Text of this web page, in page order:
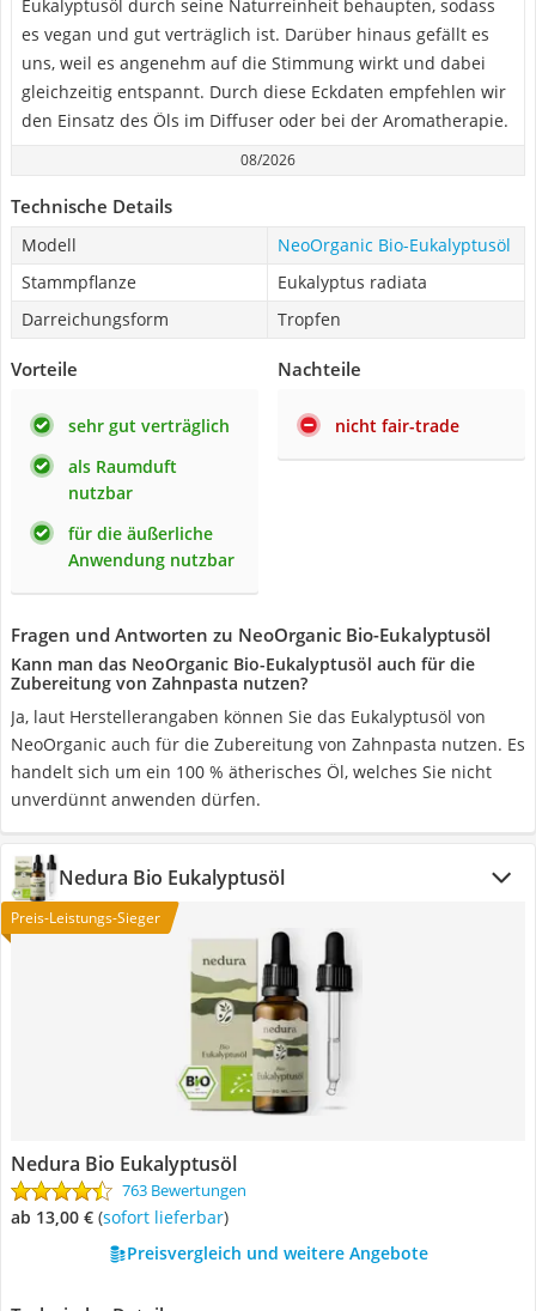
Eukalyptusöl durch seine Naturreinheit behaupten, sodass
es vegan und gut verträglich ist. Darüber hinaus gefällt es
uns, weil es angenehm auf die Stimmung wirkt und dabei
gleichzeitig entspannt. Durch diese Eckdaten empfehlen wir
den Einsatz des Öls im Diffuser oder bei der Aromatherapie.
08/2026
Technische Details
Modell
NeoOrganic Bio-Eukalyptusöl
Stammpflanze
Eukalyptus radiata
Darreichungsform
Tropfen
Vorteile
sehr gut verträglich
als Raumduft
nutzbar
für die äußerliche
Anwendung nutzbar
Nachteile
nicht fair-trade
Fragen und Antworten zu NeoOrganic Bio-Eukalyptusöl
Kann man das NeoOrganic Bio-Eukalyptusöl auch für die
Zubereitung von Zahnpasta nutzen?
Ja, laut Herstellerangaben können Sie das Eukalyptusöl von
NeoOrganic auch für die Zubereitung von Zahnpasta nutzen. Es
handelt sich um ein 100 % ätherisches Öl, welches Sie nicht
unverdünnt anwenden dürfen.
Nedura Bio Eukalyptusöl
Preis-Leistungs-Sieger
Nedura Bio Eukalyptusöl
763 Bewertungen
ab 13,00 € ( Sofort lieferbar)
Preisvergleich und weitere Angebote